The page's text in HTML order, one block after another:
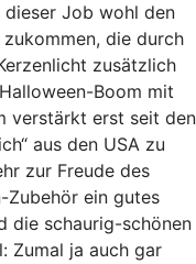
dieser Job wohl den
die durch
zusätzlich
Boom mit
verstärkt erst seit den
aus den USA zu
zur Freude des
Zubehör ein gutes
die schaurig-schönen
Zumal ja auch gar